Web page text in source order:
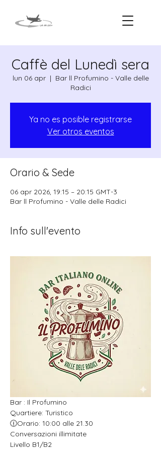
Caffè del Lunedì sera
lun 06 apr
  |
Bar ll Profumino - Valle delle
Radici
Ya no es posible registrarse
Ver otros eventos
Orario & Sede
06 apr 2026, 19:15 – 20:15 GMT-3
Bar ll Profumino - Valle delle Radici
Info sull'evento
Bar : Il Profumino
Quartiere: Turistico
🕧Orario: 10:00 alle 21.30
Conversazioni illimitate
Livello B1/B2